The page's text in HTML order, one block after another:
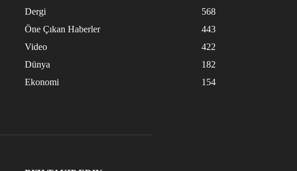
Dergi
568
Öne Çıkan Haberler
443
Video
422
Dünya
182
Ekonomi
154